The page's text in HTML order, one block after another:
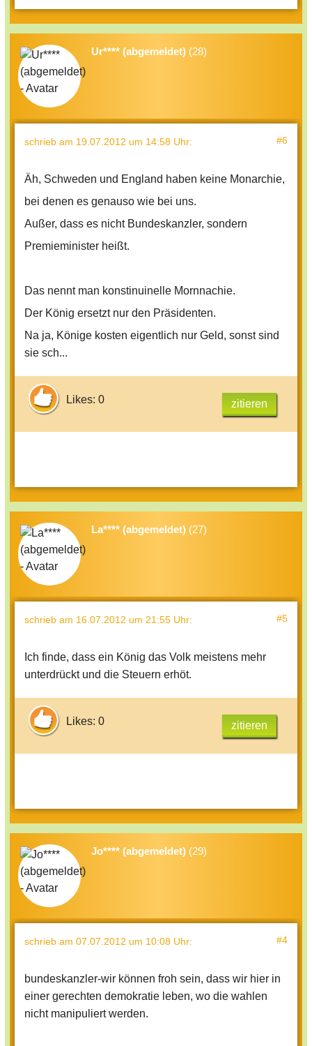
Ur**** (abgemeldet) (28)
schrieb am 19.07.2012 um 14:58 Uhr: #6
Äh, Schweden und England haben keine Monarchie,
bei denen es genauso wie bei uns.
Außer, dass es nicht Bundeskanzler, sondern
Premieminister heißt.
Das nennt man konstinuinelle Mornnachie.
Der König ersetzt nur den Präsidenten.
Na ja, Könige kosten eigentlich nur Geld, sonst sind
sie sch...
Likes: 0 zitieren
La**** (abgemeldet) (27)
schrieb am 16.07.2012 um 21:55 Uhr: #5
Ich finde, dass ein König das Volk meistens mehr
unterdrückt und die Steuern erhöt.
Likes: 0 zitieren
Jo**** (abgemeldet) (29)
schrieb am 07.07.2012 um 10:08 Uhr: #4
bundeskanzler-wir können froh sein, dass wir hier in
einer gerechten demokratie leben, wo die wahlen
nicht manipuliert werden.